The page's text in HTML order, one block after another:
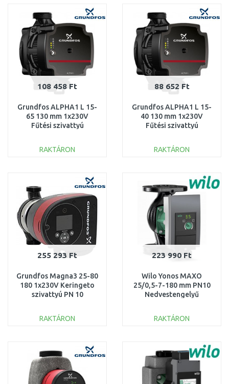
Összehasonlítás Összehasonlítás
108 458 Ft
Grundfos ALPHA1 L 15-
65 130 mm 1x230V
Fűtési szivattyú
RAKTÁRON
88 652 Ft
Grundfos ALPHA1 L 15-
40 130 mm 1x230V
Fűtési szivattyú
RAKTÁRON
Összehasonlítás
255 293 Ft
Grundfos Magna3 25-80
180 1x230V Keringeto
szivattyú PN 10
RAKTÁRON
Összehasonlítás
223 990 Ft
Wilo Yonos MAXO
25/0,5-7-180 mm PN10
Nedvestengelyű
2120639
RAKTÁRON
Összehasonlítás